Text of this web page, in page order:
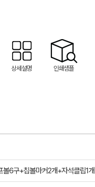
상세설명 인쇄샘플
볼6구+칩볼마커2개+자석클립1개